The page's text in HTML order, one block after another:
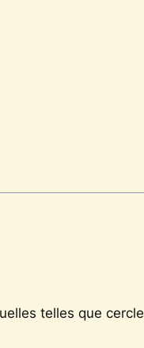
telles que cercle